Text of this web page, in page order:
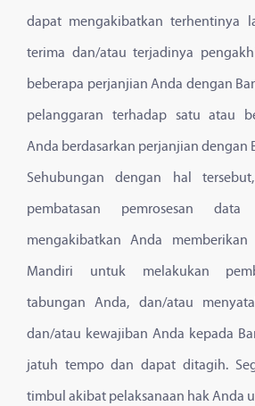
dapat mengakibatkan terhentinya
terima dan/atau terjadinya
beberapa perjanjian Anda dengan
pelanggaran terhadap satu atau
Anda berdasarkan perjanjian dengan
Sehubungan dengan hal
pembatasan pemrosesan
mengakibatkan Anda
Mandiri untuk melakukan
tabungan Anda, dan/atau
dan/atau kewajiban Anda kepada
jatuh tempo dan dapat ditagih.
timbul akibat pelaksanaan hak Anda